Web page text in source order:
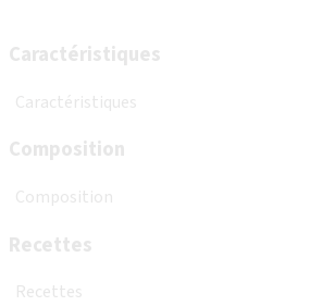
Caractéristiques
Caractéristiques
Composition
Composition
Recettes
Recettes